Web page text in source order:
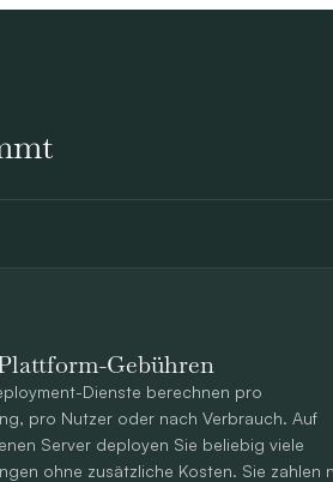
Gebühren
Dienste berechnen pro
pro Nutzer oder nach Verbrauch. Auf
Server deployen Sie beliebig viele
ohne zusätzliche Kosten. Sie zahlen